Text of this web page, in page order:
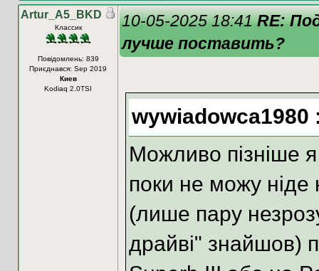
Artur_A5_BKD
Классик
Повідомлень: 839
Приєднався: Sep 2019
Киев
Kodiaq 2.0TSI
10-05-2025 18:41RE:
лучше поставить?
wywiadowca1980
Можливо пізніше
поки не можу ніде
(лише пару
драйві" знайшов)